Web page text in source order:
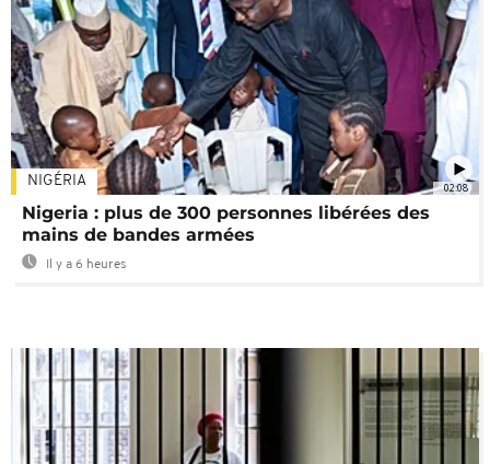
02:08
NIGÉRIA
Nigeria : plus de 300 personnes libérées des
mains de bandes armées
Il y a 6 heures